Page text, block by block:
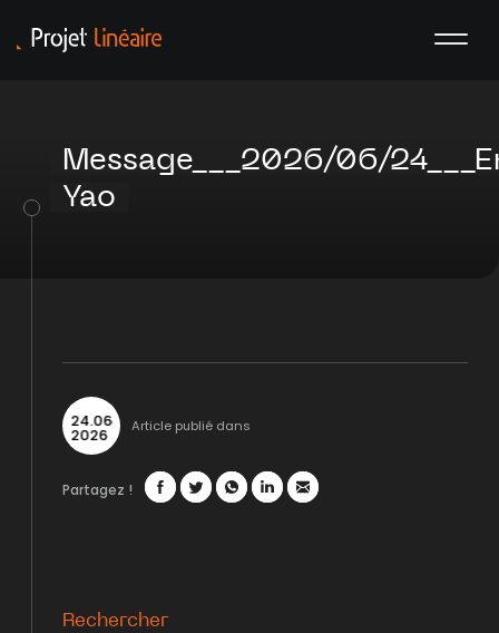
Message___2026/06/
Yao
24.06
2026 Article publié dans
Partagez !
Rechercher